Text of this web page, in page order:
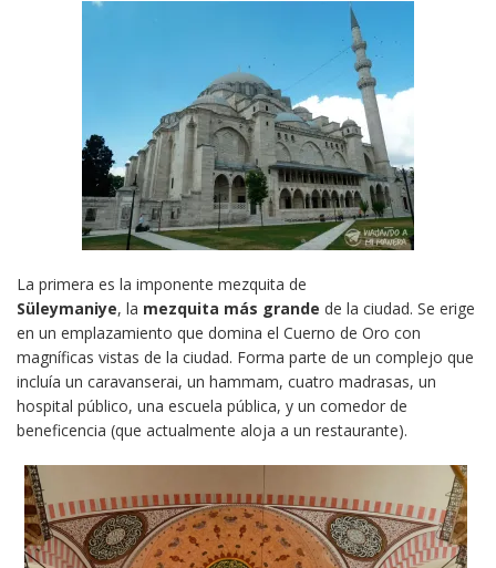
La primera es la imponente mezquita de
Süleymaniye, la mezquita más grande de la ciudad. Se erige
en un emplazamiento que domina el Cuerno de Oro con
magníficas vistas de la ciudad. Forma parte de un complejo que
incluía un caravanserai, un hammam, cuatro madrasas, un
hospital público, una escuela pública, y un comedor de
beneficencia (que actualmente aloja a un restaurante).